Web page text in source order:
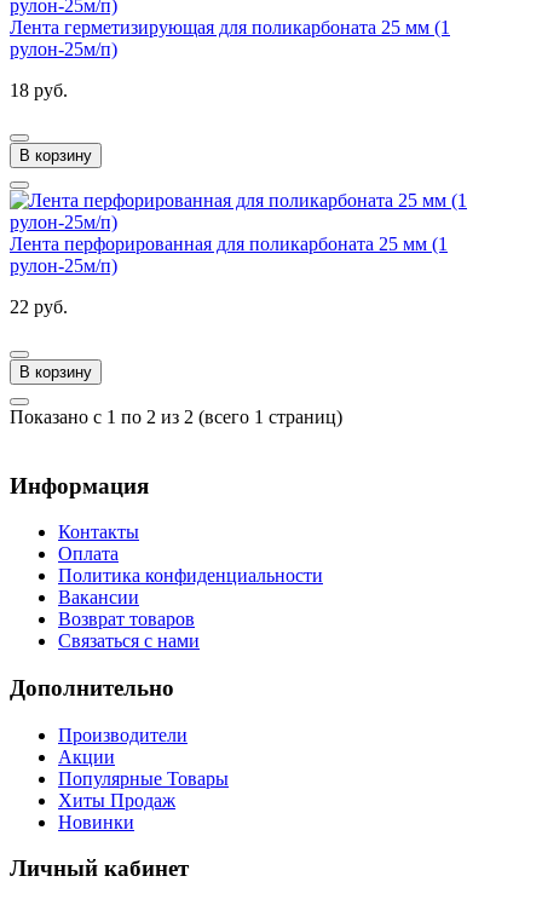
Лента герметизирующая для поликарбоната 25 мм (1
рулон-25м/п)
18 руб.
В корзину
Лента перфорированная для поликарбоната 25 мм (1
рулон-25м/п)
22 руб.
В корзину
Показано с 1 по 2 из 2 (всего 1 страниц)
Информация
Контакты
Оплата
Политика конфиденциальности
Вакансии
Возврат товаров
Связаться с нами
Дополнительно
Производители
Акции
Популярные Товары
Хиты Продаж
Новинки
Личный кабинет